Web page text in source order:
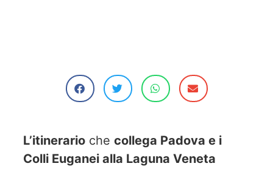
L’itinerario che collega Padova e i
Colli Euganei alla Laguna Veneta